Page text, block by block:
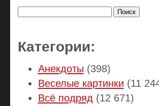
Категории:
Анекдоты (398)
Веселые картинки (11
Всё подряд (12 671)